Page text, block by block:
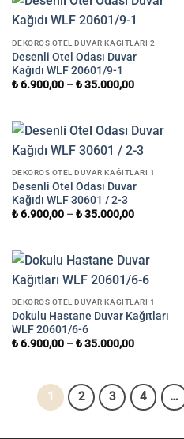
DEKOROS OTEL DUVAR KAĞITLARI 2
Desenli Otel Odası Duvar
Kağıdı WLF 20601/9-1
₺6.900,00– ₺35.000,00
DEKOROS OTEL DUVAR KAĞITLARI 1
Desenli Otel Odası Duvar
Kağıdı WLF 30601 / 2-3
₺6.900,00– ₺35.000,00
DEKOROS OTEL DUVAR KAĞITLARI 1
Dokulu Hastane Duvar Kağıtları
WLF 20601/6-6
₺6.900,00– ₺35.000,00
1 2 3 4 …